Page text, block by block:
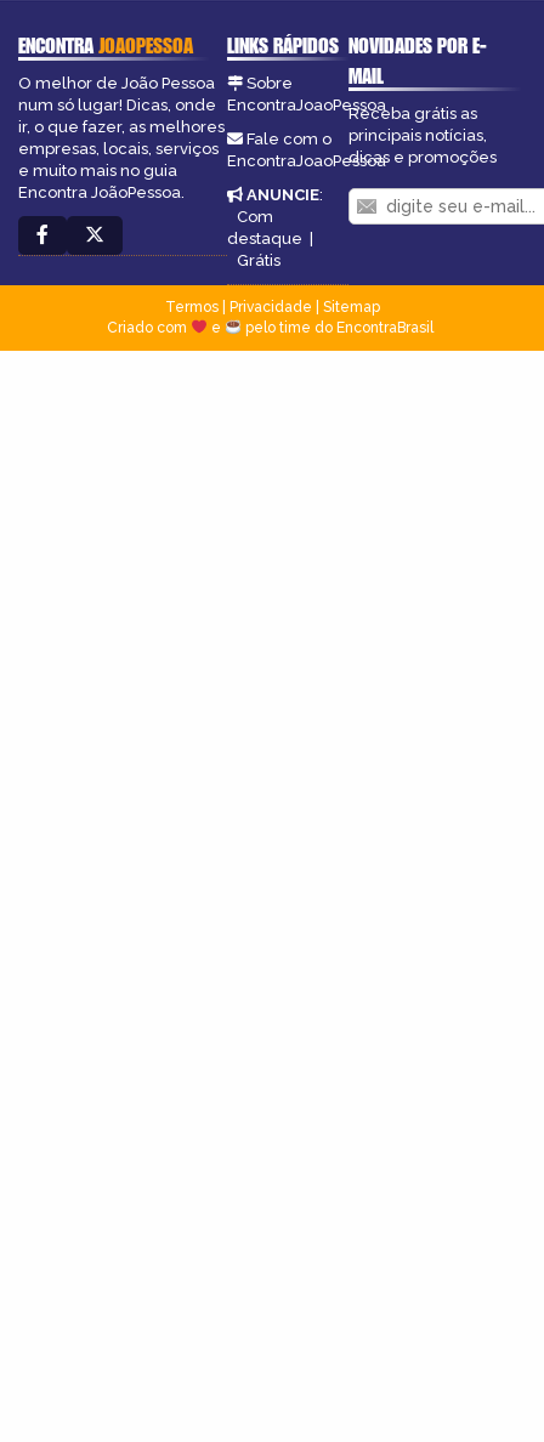
ENCONTRAJOAOPESSOA
O melhor de João Pessoa
num só lugar! Dicas, onde
ir, o que fazer, as melhores
empresas, locais, serviços
e muito mais no guia
Encontra JoãoPessoa.
LINKS RÁPIDOS
Sobre
EncontraJoaoPessoa
Fale com o
EncontraJoaoPessoa
ANUNCIE:
Com
destaque |
Grátis
NOVIDADES POR E-
MAIL
Receba grátis as
principais notícias,
dicas e promoções
Termos| Privacidade
Sitemap
Criado com
e pelo time do EncontraBrasil